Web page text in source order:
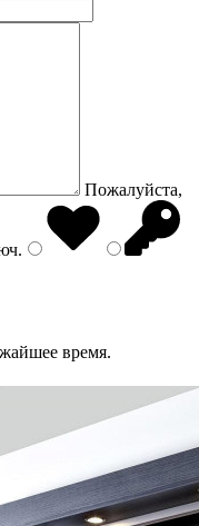
Пожалуйста,
.
время.